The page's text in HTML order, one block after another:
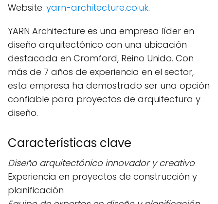
Website: yarn-architecture.co.uk.
YARN Architecture es una empresa líder en
diseño arquitectónico con una ubicación
destacada en Cromford, Reino Unido. Con
más de 7 años de experiencia en el sector,
esta empresa ha demostrado ser una opción
confiable para proyectos de arquitectura y
diseño.
Características clave
Diseño arquitectónico innovador y creativo
Experiencia en proyectos de construcción y
planificación